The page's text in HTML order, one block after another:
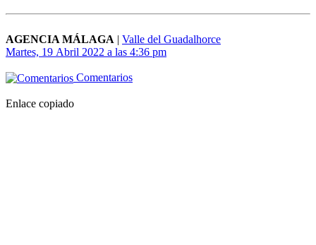
AGENCIA MÁLAGA | Valle del Guadalhorce
Martes, 19 Abril 2022 a las 4:36 pm
Comentarios
Enlace copiado